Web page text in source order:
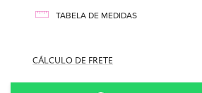
TABELA DE MEDIDAS
CÁLCULO DE FRETE